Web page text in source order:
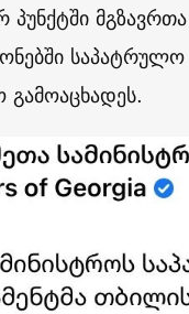
პუნქტში
საპატრულო